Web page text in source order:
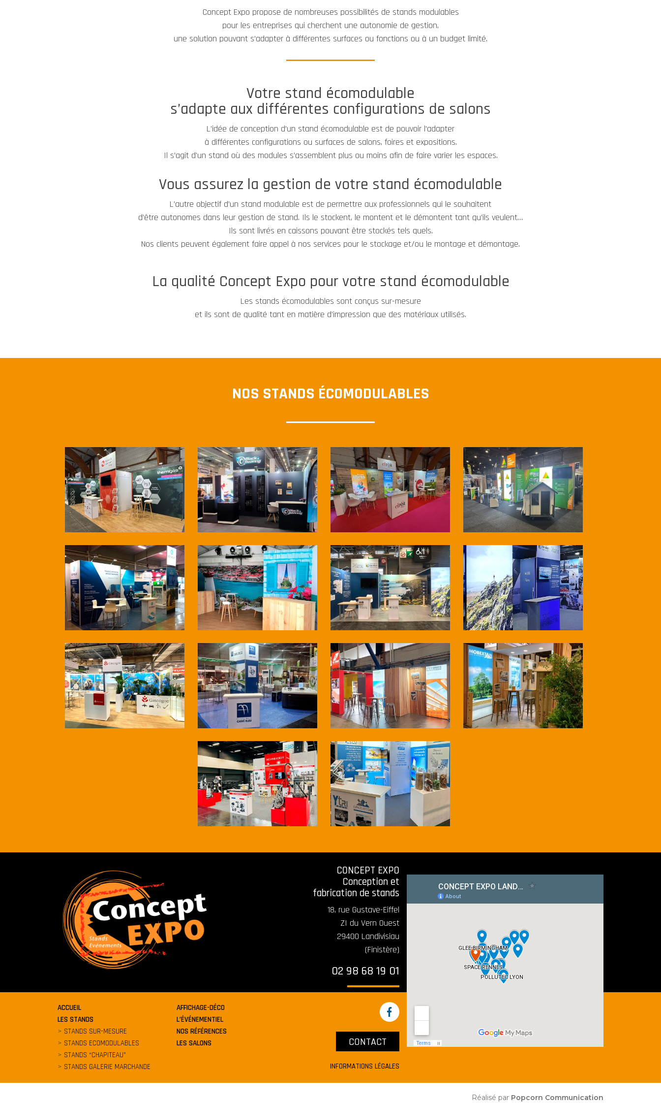
STANDS ECOMODULABLES
NOS RÉFÉRENCES
Concept Expo propose de nombreuses possibilités de stands modulables
pour les entreprises qui cherchent une autonomie de gestion,
une solution pouvant s’adapter à différentes surfaces ou fonctions ou à un budget limité.
Votre stand écomodulable
s’adapte aux différentes configurations de salons
L’idée de conception d’un stand écomodulable est de pouvoir l’adapter
à différentes configurations ou surfaces de salons, foires et expositions.
Il s’agit d’un stand où des modules s’assemblent plus ou moins afin de faire varier les espaces.
Vous assurez la gestion de votre stand écomodulable
L’autre objectif d’un stand modulable est de permettre aux professionnels qui le souhaitent
d’être autonomes dans leur gestion de stand. Ils le stockent, le montent et le démontent tant qu’ils veulent…
Ils sont livrés en caissons pouvant être stockés tels quels.
Nos clients peuvent également faire appel à nos services pour le stockage et/ou le montage et démontage.
La qualité Concept Expo pour votre stand écomodulable
Les stands écomodulables sont conçus sur-mesure
et ils sont de qualité tant en matière d’impression que des matériaux utilisés.
NOS STANDS ÉCOMODULABLES
CONCEPT EXPO
Conception et
fabrication de stands
18, rue Gustave-Eiffel
ZI du Vern Ouest
29400 Landivisiau
(Finistère)
02 98 68 19 01
ACCUEIL
LES STANDS
STANDS SUR-MESURE
STANDS ECOMODULABLES
STANDS “CHAPITEAU”
STANDS GALERIE MARCHANDE
AFFICHAGE-DÉCO
L’ÉVÉNEMENTIEL
NOS RÉFÉRENCES
LES SALONS
CONTACT
INFORMATIONS LÉGALES
Réalisé par Popcorn Communication